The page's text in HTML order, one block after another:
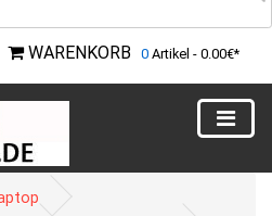
WARENKORB 0 Artikel - 0.00€*